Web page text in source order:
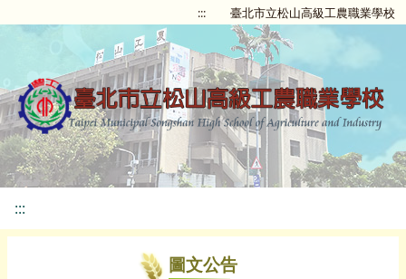
::: 臺北市立松山高級工農職業學校
:::
圖文公告